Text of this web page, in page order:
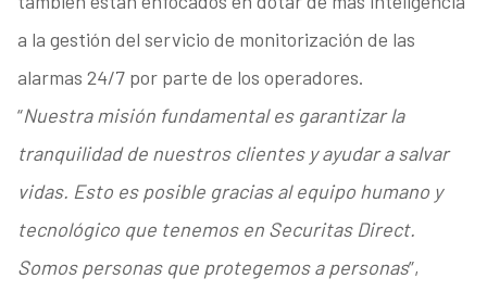
a la gestión del servicio de monitorización de las
alarmas 24/7 por parte de los operadores.
“Nuestra misión fundamental es garantizar la
tranquilidad de nuestros clientes y ayudar a salvar
vidas. Esto es posible gracias al equipo humano y
tecnológico que tenemos en Securitas Direct.
Somos personas que protegemos a personas”,